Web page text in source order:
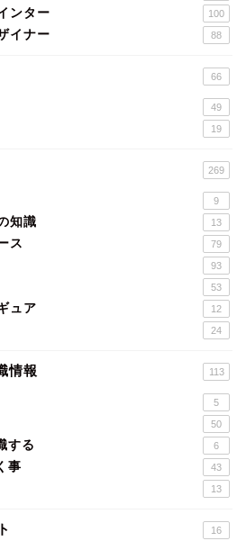
ンター 100
イナー 88
66
49
19
269
9
知識 13
ス 79
93
53
ュア 12
24
情報 113
5
50
する 6
事 43
13
16